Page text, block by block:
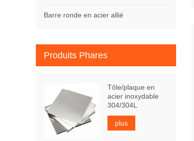
Barre ronde en acier allié
Produits Phares
Tôle/plaque en
acier inoxydable
304/304L
plus